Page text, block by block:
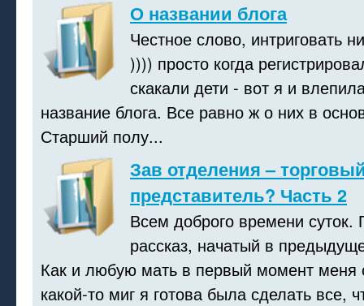
О названии блога
Честное слово, интриговать
)))) просто когда
скакали дети - вот я и
название блога. Все равно ж о них в
Старший полу...
Зав отделения –
представитель? Часть 2
Всем доброго времени суток.
рассказ, начатый в
Как и любую мать в первый момент меня
какой-то миг я готова была сделать все,